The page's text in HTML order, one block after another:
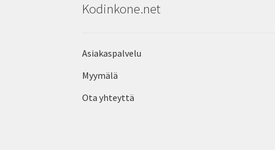
Kodinkone.net
Asiakaspalvelu
Myymälä
Ota yhteyttä